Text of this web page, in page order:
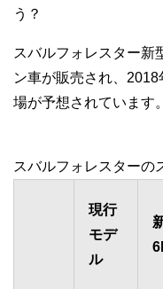
う？
スバルフォレスター新
ン車が販売され、
場が予想されています。
スバルフォレスターの
現行
モデ
ル